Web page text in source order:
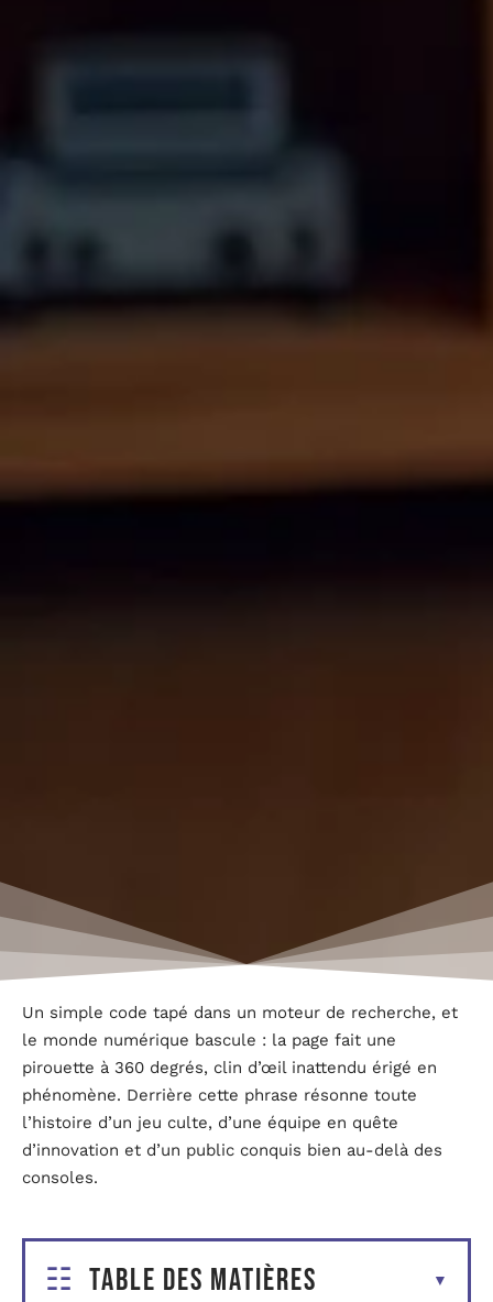
Un simple code tapé dans un moteur de recherche, et
le monde numérique bascule : la page fait une
pirouette à 360 degrés, clin d’œil inattendu érigé en
phénomène. Derrière cette phrase résonne toute
l’histoire d’un jeu culte, d’une équipe en quête
d’innovation et d’un public conquis bien au-delà des
consoles.
Table des matières